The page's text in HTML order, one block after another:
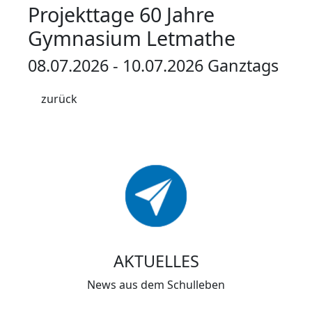
Projekttage 60 Jahre
Gymnasium Letmathe
08.07.2026 - 10.07.2026 Ganztags
zurück
AKTUELLES
News aus dem Schulleben